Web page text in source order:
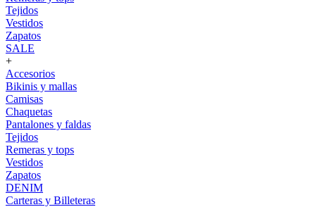
Tejidos
Vestidos
Zapatos
SALE
+
Accesorios
Bikinis y mallas
Camisas
Chaquetas
Pantalones y faldas
Tejidos
Remeras y tops
Vestidos
Zapatos
DENIM
Carteras y Billeteras